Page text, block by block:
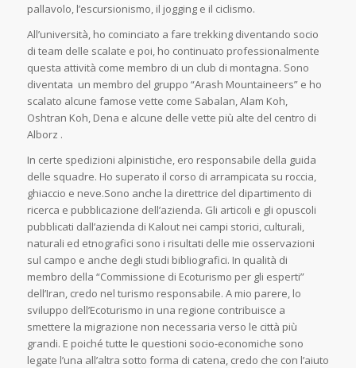
pallavolo, l’escursionismo, il jogging e il ciclismo.
All’università, ho cominciato a fare trekking diventando socio
di team delle scalate e poi, ho continuato professionalmente
questa attività come membro di un club di montagna. Sono
diventata un membro del gruppo “Arash Mountaineers” e ho
scalato alcune famose vette come Sabalan, Alam Koh,
Oshtran Koh, Dena e alcune delle vette più alte del centro di
Alborz .
In certe spedizioni alpinistiche, ero responsabile della guida
delle squadre. Ho superato il corso di arrampicata su roccia,
ghiaccio e neve.Sono anche la direttrice del dipartimento di
ricerca e pubblicazione dell’azienda. Gli articoli e gli opuscoli
pubblicati dall’azienda di Kalout nei campi storici, culturali,
naturali ed etnografici sono i risultati delle mie osservazioni
sul campo e anche degli studi bibliografici. In qualità di
membro della “Commissione di Ecoturismo per gli esperti”
dell’Iran, credo nel turismo responsabile. A mio parere, lo
sviluppo dell’Ecoturismo in una regione contribuisce a
smettere la migrazione non necessaria verso le città più
grandi. E poiché tutte le questioni socio-economiche sono
legate l’una all’altra sotto forma di catena, credo che con l’aiuto